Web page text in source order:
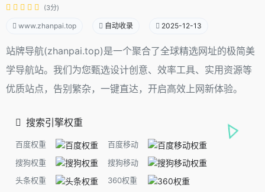
(3分)
www.zhanpai.top 自动收录 2025-12-13
站牌导航(zhanpai.top)是一个聚合了全球精选网址的极简美
学导航站。我们为您甄选设计创意、效率工具、实用资源等
优质站点，告别繁杂，一键直达，开启高效上网新体验。
搜索引擎权重
百度权重
百度移动
搜狗权重
搜狗移动
头条权重
360权重